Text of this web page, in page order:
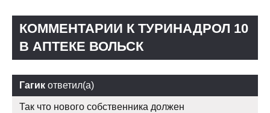
КОММЕНТАРИИ К ТУРИНАДРОЛ 10
В АПТЕКЕ ВОЛЬСК
Гагик ответил(а)
Так что нового собственника должен